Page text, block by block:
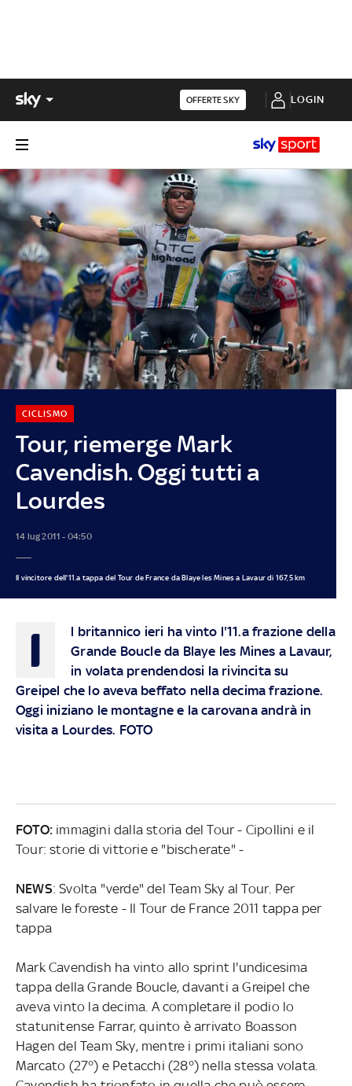
OFFERTE SKY LOGIN
Tour, riemerge Mark
Cavendish. Oggi tutti a
Lourdes
CICLISMO
14 lug 2011 - 04:50
Il vincitore dell'11.a tappa del Tour de France da Blaye les Mines a Lavaur di 167,5 km
I
l britannico ieri ha vinto l'11.a frazione della
Grande Boucle da Blaye les Mines a Lavaur,
in volata prendendosi la rivincita su
Greipel che lo aveva beffato nella decima frazione.
Oggi iniziano le montagne e la carovana andrà in
visita a Lourdes. FOTO
FOTO:immagini dalla storia del Tour - Cipollini e il
Tour: storie di vittorie e "bischerate" -
NEWS: Svolta "verde" del Team Sky al Tour. Per
salvare le foreste - Il Tour de France 2011 tappa per
tappa
Mark Cavendish ha vinto allo sprint l'undicesima
tappa della Grande Boucle, davanti a Greipel che
aveva vinto la decima. A completare il podio lo
statunitense Farrar, quinto è arrivato Boasson
Hagen del Team Sky, mentre i primi italiani sono
Marcato (27°) e Petacchi (28°) nella stessa volata.